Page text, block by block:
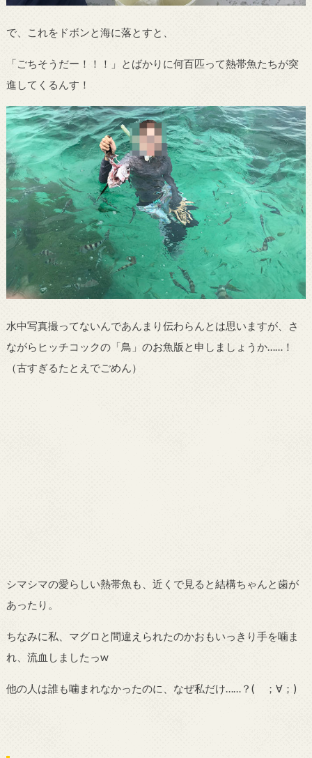
で、これをドボンと海に落とすと、
「ごちそうだー！！！」とばかりに何百匹って熱帯魚たちが突
進してくるんす！
水中写真撮ってないんであんまり伝わらんとは思いますが、さ
ながらヒッチコックの「鳥」のお魚版と申しましょうか……！
（古すぎるたとえでごめん）
シマシマの愛らしい熱帯魚も、近くで見ると結構ちゃんと歯が
あったり。
ちなみに私、マグロと間違えられたのかおもいっきり手を噛ま
れ、流血しましたっw
他の人は誰も噛まれなかったのに、なぜ私だけ……？( ；∀；)